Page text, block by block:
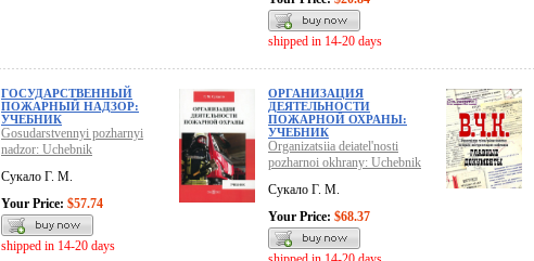
shipped in 14-20 days
ГОСУДАРСТВЕННЫЙ
ПОЖАРНЫЙ НАДЗОР:
УЧЕБНИК
Gosudarstvennyi pozharnyi
nadzor: Uchebnik
Сукало Г. М.
Your Price: $57.74
shipped in 14-20 days
ОРГАНИЗАЦИЯ
ДЕЯТЕЛЬНОСТИ
ПОЖАРНОЙ ОХРАНЫ:
УЧЕБНИК
Organizatsiia deiatel'nosti
pozharnoi okhrany: Uchebnik
Сукало Г. М.
Your Price: $68.37